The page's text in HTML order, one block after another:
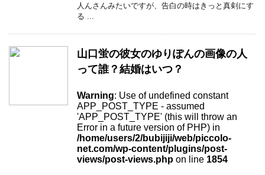
人んさんみたいですが、告白の時はきっと真剣にす
る ...
山口蛍の彼女のゆりぽんの画像の人
って誰？結婚はいつ？
Warning: Use of undefined constant
APP_POST_TYPE - assumed
'APP_POST_TYPE' (this will throw an
Error in a future version of PHP) in
/home/users/2/bubijiji/web/piccolo-
net.com/wp-content/plugins/post-
views/post-views.php on line 1854